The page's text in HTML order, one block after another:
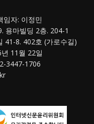
임자: 이정민
용마빌딩 2층. 204-1
41-8. 402호 (가로수길)
11월 22일
3447-1706